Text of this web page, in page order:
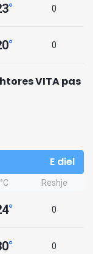
° 0
° 0
VITA pas
E diel
°C Reshje
° 0
° 0